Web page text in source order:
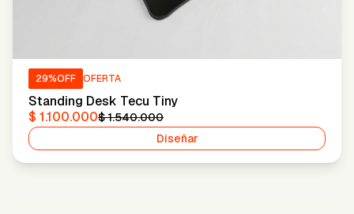
29%OFF OFERTA
Standing Desk Tecu Tiny
$ 1.100.000$ 1.540.000
Diseñar